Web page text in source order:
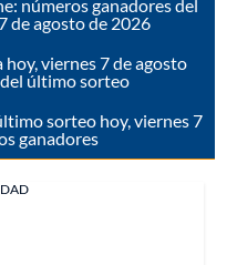
números ganadores del
de agosto de 2026
viernes 7 de agosto
último sorteo
sorteo hoy, viernes 7
ganadores